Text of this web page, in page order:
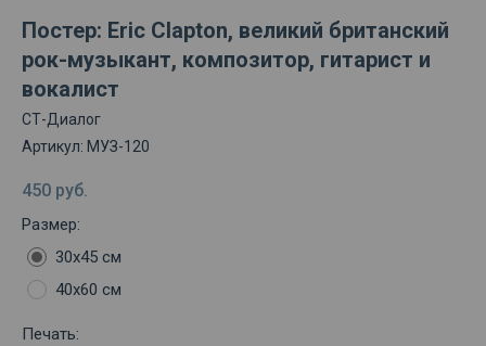
Постер: Eric Clapton, великий британский
рок-музыкант, композитор, гитарист и
вокалист
СТ-Диалог
Артикул: МУЗ-120
450 руб.
Размер:
30х45 см
40х60 см
Печать: